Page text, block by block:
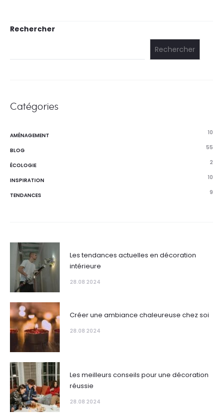
Rechercher
Rechercher
Catégories
AMÉNAGEMENT 10
BLOG 55
ÉCOLOGIE 2
INSPIRATION 10
TENDANCES 9
Les tendances actuelles en décoration
intérieure
28.08 2024
Créer une ambiance chaleureuse chez soi
28.08 2024
Les meilleurs conseils pour une décoration
réussie
28.08 2024